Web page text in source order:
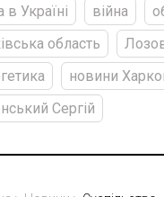
в Україні війна
область
новини
Сергій